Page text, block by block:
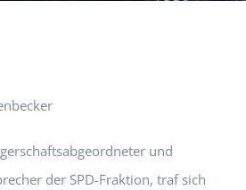
und
der SPD-Fraktion, traf sich